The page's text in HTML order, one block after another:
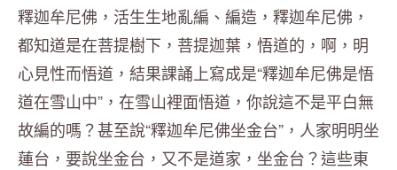
釋迦牟尼佛，活生生地亂編、編造，釋迦牟尼佛，
都知道是在菩提樹下，菩提迦葉，悟道的，啊，明
心見性而悟道，結果課誦上寫成是“釋迦牟尼佛是悟
道在雪山中”，在雪山裡面悟道，你說這不是平白無
故編的嗎？甚至說“釋迦牟尼佛坐金台”，人家明明坐
蓮台，要說坐金台，又不是道家，坐金台？這些東